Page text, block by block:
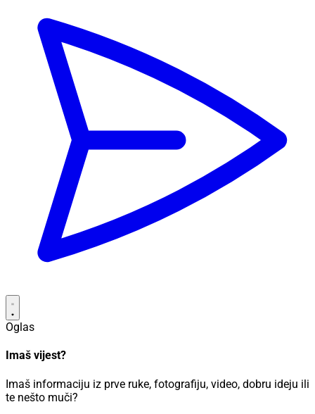
Oglas
Imaš vijest?
Imaš informaciju iz prve ruke, fotografiju, video, dobru ideju ili
te nešto muči?